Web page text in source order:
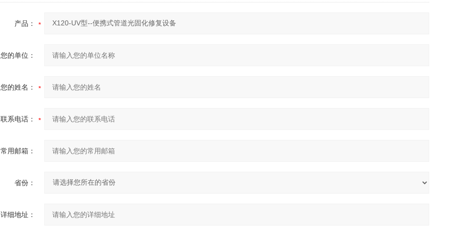
产品：
您的单位：
您的姓名：
联系电话：
常用邮箱：
省份：
详细地址：